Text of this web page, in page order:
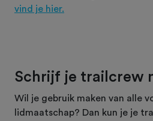
vind je hier.
Schrijf je trailcrew
Wil je gebruik maken van alle
lidmaatschap? Dan kun je je